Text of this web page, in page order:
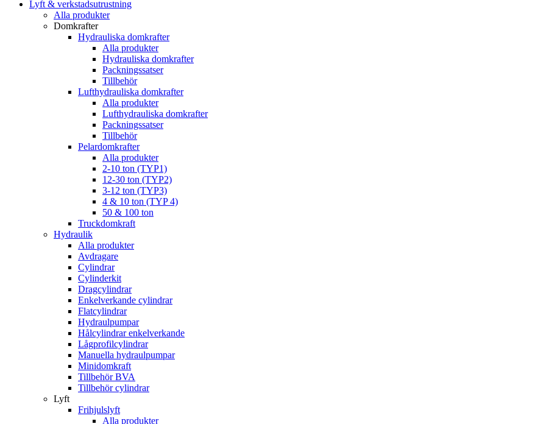
Lyft & verkstadsutrustning
Alla produkter
Domkrafter
Hydrauliska domkrafter
Alla produkter
Hydrauliska domkrafter
Packningssatser
Tillbehör
Lufthydrauliska domkrafter
Alla produkter
Lufthydrauliska domkrafter
Packningssatser
Tillbehör
Pelardomkrafter
Alla produkter
2-10 ton (TYP1)
12-30 ton (TYP2)
3-12 ton (TYP3)
4 & 10 ton (TYP 4)
50 & 100 ton
Truckdomkraft
Hydraulik
Alla produkter
Avdragare
Cylindrar
Cylinderkit
Dragcylindrar
Enkelverkande cylindrar
Flatcylindrar
Hydraulpumpar
Hålcylindrar enkelverkande
Lågprofilcylindrar
Manuella hydraulpumpar
Minidomkraft
Tillbehör BVA
Tillbehör cylindrar
Lyft
Frihjulslyft
Alla produkter